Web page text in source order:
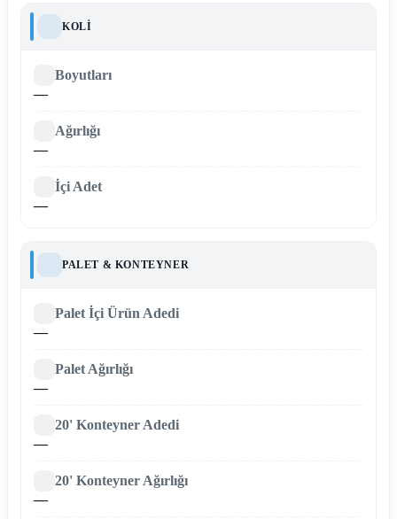
KOLI
Boyutları
—
Ağırlığı
—
İçi Adet
—
PALET & KONTEYNER
Palet İçi Ürün Adedi
—
Palet Ağırlığı
—
20' Konteyner Adedi
—
20' Konteyner Ağırlığı
—